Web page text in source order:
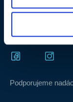
Certifikát HET ISO
Certifikát HET ISO
Podporujeme